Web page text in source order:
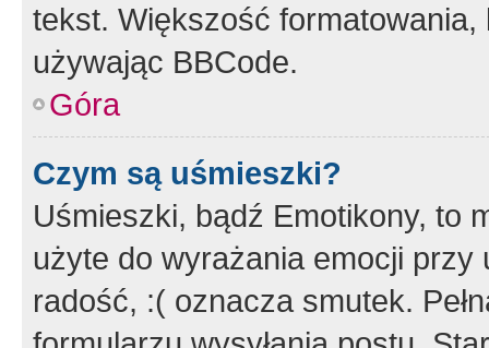
tekst. Większość
używając BBCode.
Góra
Czym są uśmieszki?
Uśmieszki, bądź Emotikony, to
użyte do wyrażania emocji
radość, :( oznacza smutek.